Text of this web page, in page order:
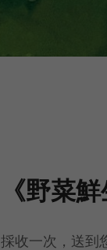
《野菜
採收一次，送到